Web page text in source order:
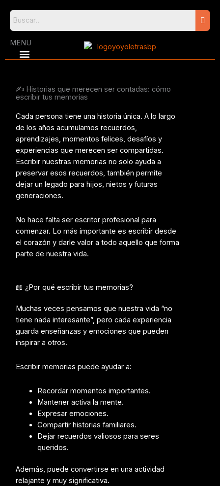
content
MENU
✍️ Historias que merecen ser contadas: cómo
escribir tus memorias
Cada persona tiene una historia única. A lo largo
de los años acumulamos recuerdos,
aprendizajes, momentos felices, desafíos y
experiencias que merecen ser compartidas.
Escribir nuestras memorias no solo ayuda a
preservar esos recuerdos, también permite
dejar un legado para hijos, nietos y futuras
generaciones.
No hace falta ser escritor profesional para
comenzar. Lo más importante es escribir desde
el corazón y darle valor a todo aquello que forma
parte de nuestra vida.
📖 ¿Por qué escribir tus memorias?
Muchas veces pensamos que nuestra vida “no
tiene nada interesante”, pero cada experiencia
guarda enseñanzas y emociones que pueden
inspirar a otros.
Escribir memorias puede ayudar a:
Recordar momentos importantes.
Mantener activa la mente.
Expresar emociones.
Compartir historias familiares.
Dejar recuerdos valiosos para seres
queridos.
Además, puede convertirse en una actividad
relajante y muy significativa.